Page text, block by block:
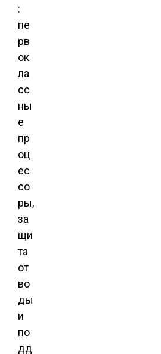
:
пе
рв
ок
ла
сс
ны
е
пр
оц
ес
со
ры,
за
щи
та
от
во
ды
и
по
дд